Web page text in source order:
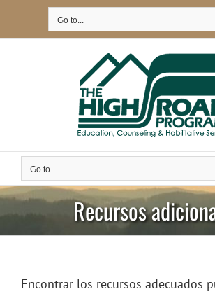
Go to...
Go to...
Recursos
Encontrar los recursos adecuados